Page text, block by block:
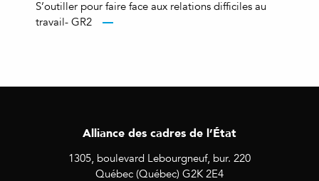
S’outiller pour faire face aux relations difficiles au
travail- GR2
Alliance des cadres de l’État
1305, boulevard Lebourgneuf, bur. 220
Québec (Québec) G2K 2E4